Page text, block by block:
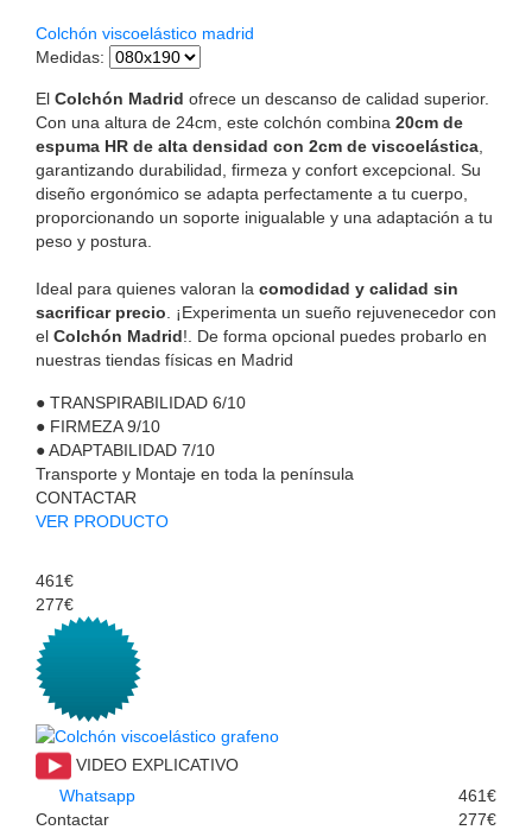
Colchón viscoelástico madrid
Medidas:
El Colchón Madrid ofrece un descanso de calidad superior.
Con una altura de 24cm, este colchón combina 20cm de
espuma HR de alta densidad con 2cm de viscoelástica,
garantizando durabilidad, firmeza y confort excepcional. Su
diseño ergonómico se adapta perfectamente a tu cuerpo,
proporcionando un soporte inigualable y una adaptación a tu
peso y postura.
Ideal para quienes valoran la comodidad y calidad sin
sacrificar precio. ¡Experimenta un sueño rejuvenecedor con
el Colchón Madrid!. De forma opcional puedes probarlo en
nuestras tiendas físicas en Madrid
● TRANSPIRABILIDAD 6/10
● FIRMEZA 9/10
●ADAPTABILIDAD 7/10
Transporte y Montaje en toda la península
CONTACTAR
VER PRODUCTO
461€
277€
VIDEO EXPLICATIVO
Whatsapp
Contactar
461€
277€